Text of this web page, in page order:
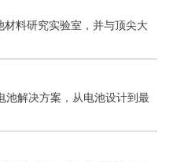
料研究实验室，并与顶尖大
池解决方案，从电池设计到最